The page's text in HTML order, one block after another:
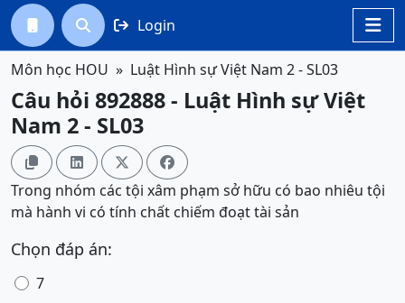

  Login
Môn học HOU Luật Hình sự Việt Nam 2 - SL03
Câu hỏi 892888 - Luật Hình sự Việt
Nam 2 - SL03
   
Trong nhóm các tội xâm phạm sở hữu có bao nhiêu tội
mà hành vi có tính chất chiếm đoạt tài sản
Chọn đáp án:
7